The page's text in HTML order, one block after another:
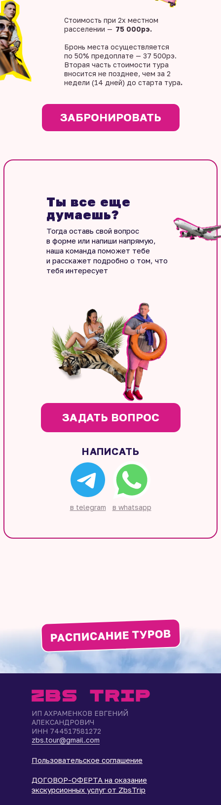
Стоимость при 2х местном
расселении — 75 000рэ.
Бронь места осуществляется
по 50% предоплате — 37 500рэ.
Вторая часть стоимости тура
вносится не позднее, чем за 2
недели (14 дней) до старта тура.
ЗАБРОНИРОВАТЬ
Ты все еще
думаешь?
Тогда оставь свой вопрос
в форме или напиши напрямую,
наша команда поможет тебе
и расскажет подробно о том, что
тебя интересует
ЗАДАТЬ ВОПРОС
НАПИСАТЬ
в whatsapp
в telegram
РАСПИСАНИЕ ТУРОВ
Пользовательское соглашение
ДОГОВОР-ОФЕРТА на оказание
экскурсионных услуг от ZbsTrip
ИП АХРАМЕНКОВ ЕВГЕНИЙ
АЛЕКСАНДРОВИЧ
ИНН 744517581272
zbs.tour@gmail.com